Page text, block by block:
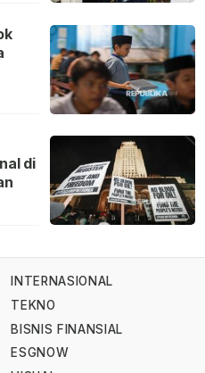
di
INTERNASIONAL
TEKNO
BISNIS FINANSIAL
ESGNOW